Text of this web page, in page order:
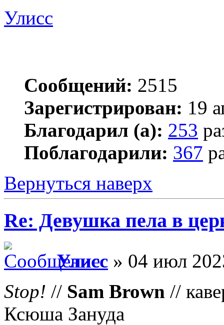
Улисс
Сообщений: 2515
Зарегистрирован: 19
Благодарил (а): 253
Поблагодарили: 367
Вернуться наверх
Re: Девушка пела в
Улисс » 04 июл
Stop! // Sam Brown //
Ксюша Зануда